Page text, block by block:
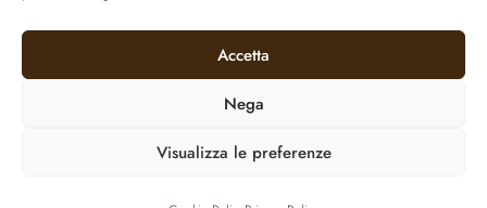
Accetta
Nega
Visualizza le preferenze
© 2021 Ferraroni signature. All Rights Reserved.